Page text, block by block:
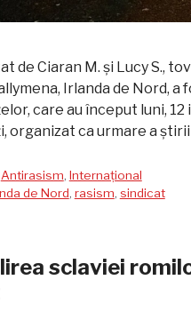
de Ciaran M. și Lucy S.,
Irlanda de Nord,
care au început luni,
organizat ca urmare a
Antirasism, Internațional
de Nord, rasism, sindicat
sclaviei